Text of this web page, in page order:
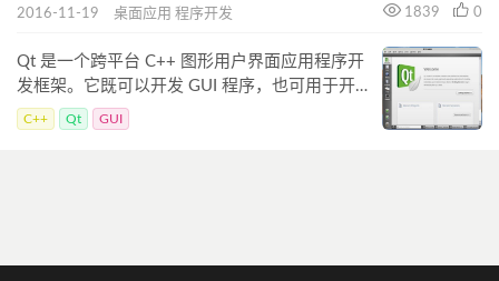
2016-11-19 桌面应用 程序开发 1839 0
Qt 是一个跨平台 C++ 图形用户界面应用程序开
发框架。它既可以开发 GUI 程序，也可用于开发
非 GUI 程序，比如控制台工具和服务器。最近总
结了下使用 Qt 来实现了 TCP 通讯，编写了一个
C++ Qt GUI